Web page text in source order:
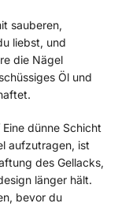
sauberen,
liebst, und
die Nägel
Öl und
Eine dünne Schicht
aufzutragen, ist
des Gellacks,
länger hält.
bevor du